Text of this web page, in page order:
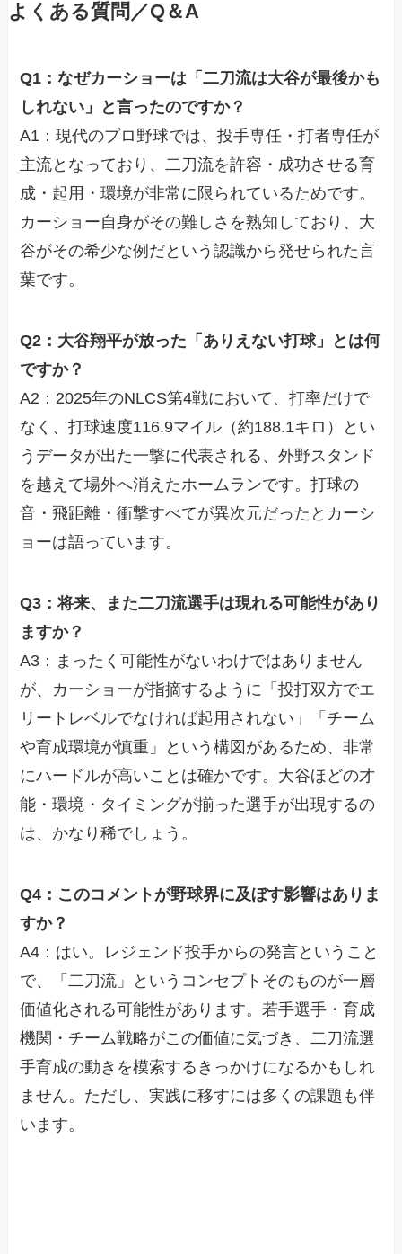
よくある質問／Q＆A
Q1：なぜカーショーは「二刀流は大谷が最後かも
しれない」と言ったのですか？
A1：現代のプロ野球では、投手専任・打者専任が
主流となっており、二刀流を許容・成功させる育
成・起用・環境が非常に限られているためです。
カーショー自身がその難しさを熟知しており、大
谷がその希少な例だという認識から発せられた言
葉です。
Q2：大谷翔平が放った「ありえない打球」とは何
ですか？
A2：2025年のNLCS第4戦において、打率だけで
なく、打球速度116.9マイル（約188.1キロ）とい
うデータが出た一撃に代表される、外野スタンド
を越えて場外へ消えたホームランです。打球の
音・飛距離・衝撃すべてが異次元だったとカーシ
ョーは語っています。
Q3：将来、また二刀流選手は現れる可能性があり
ますか？
A3：まったく可能性がないわけではありません
が、カーショーが指摘するように「投打双方でエ
リートレベルでなければ起用されない」「チーム
や育成環境が慎重」という構図があるため、非常
にハードルが高いことは確かです。大谷ほどの才
能・環境・タイミングが揃った選手が出現するの
は、かなり稀でしょう。
Q4：このコメントが野球界に及ぼす影響はありま
すか？
A4：はい。レジェンド投手からの発言ということ
で、「二刀流」というコンセプトそのものが一層
価値化される可能性があります。若手選手・育成
機関・チーム戦略がこの価値に気づき、二刀流選
手育成の動きを模索するきっかけになるかもしれ
ません。ただし、実践に移すには多くの課題も伴
います。